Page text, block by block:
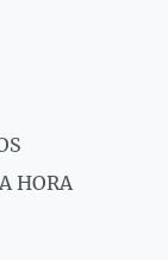
HORA